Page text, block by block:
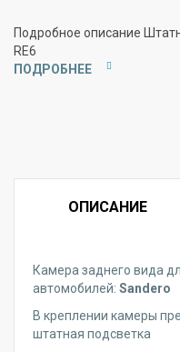
Подробное описание
RE6
ПОДРОБНЕЕ
ОПИСАНИЕ
Камера заднего вида
автомобилей: Sandero
В креплении камеры
штатная подсветка